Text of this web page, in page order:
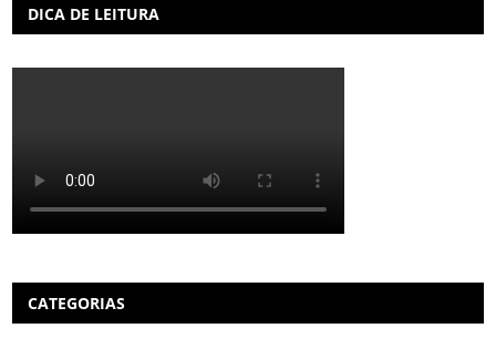
DICA DE LEITURA
CATEGORIAS